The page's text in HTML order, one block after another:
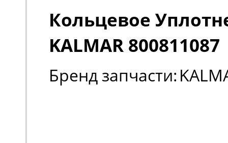
Кольцевое
KALMAR 800811087
Бренд запчасти: